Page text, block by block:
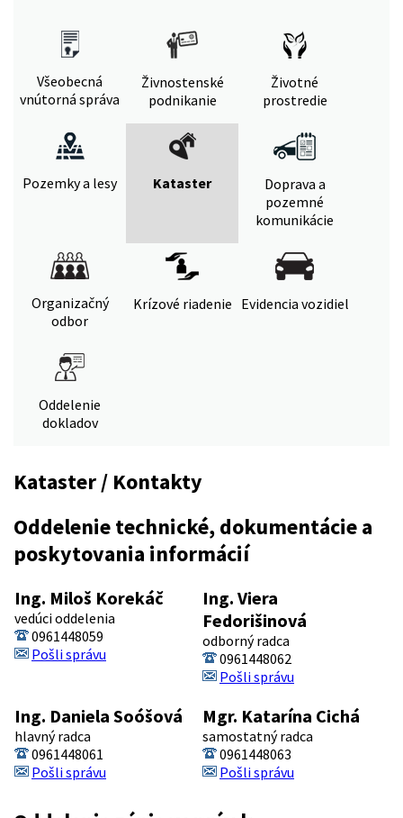
Všeobecná
vnútorná správa
Živnostenské
podnikanie
Životné
prostredie
Pozemky a lesy Kataster
Doprava a
pozemné
komunikácie
Organizačný
odbor
Krízové riadenie Evidencia vozidiel
Oddelenie
dokladov
Kataster / Kontakty
Oddelenie technické, dokumentácie a
poskytovania informácií
Ing. Miloš Korekáč
vedúci oddelenia
0961448059
Pošli správu
Ing. Viera
Fedorišinová
odborný radca
0961448062
Pošli správu
Ing. Daniela Soóšová
hlavný radca
0961448061
Pošli správu
Mgr. Katarína Cichá
samostatný radca
0961448063
Pošli správu